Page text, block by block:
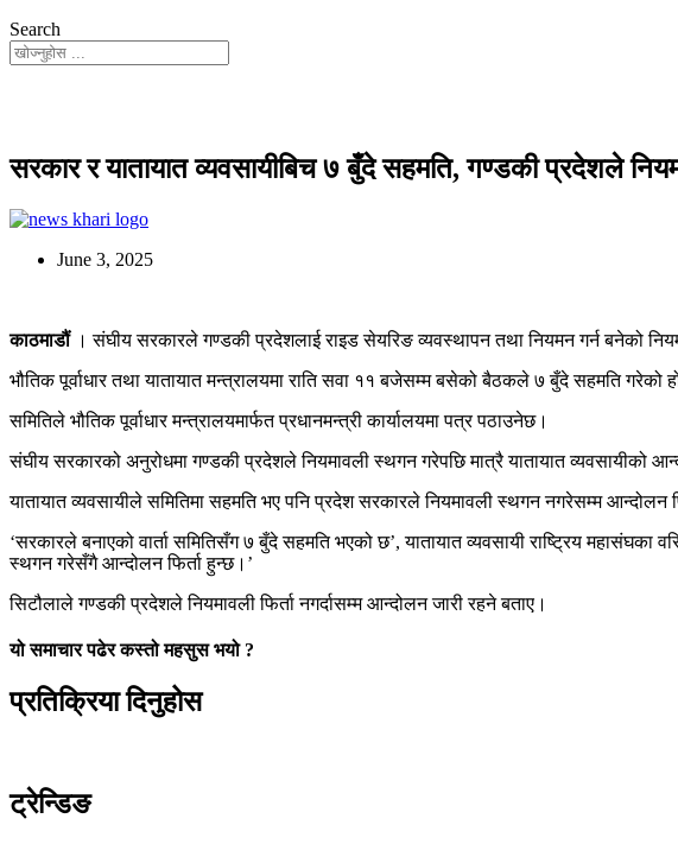
Search
सरकार र यातायात व्यवसायीबिच ७ बुँदे सहमति, गण्डकी प्रदेशले
June 3, 2025
काठमाडौं । संघीय सरकारले गण्डकी प्रदेशलाई राइड सेयरिङ व्यवस्थापन तथा नियमन गर्न बनेको
भौतिक पूर्वाधार तथा यातायात मन्त्रालयमा राति सवा ११ बजेसम्म बसेको बैठकले ७ बुँदे सहमति गरेको
समितिले भौतिक पूर्वाधार मन्त्रालयमार्फत प्रधानमन्त्री कार्यालयमा पत्र पठाउनेछ।
संघीय सरकारको अनुरोधमा गण्डकी प्रदेशले नियमावली स्थगन गरेपछि मात्रै यातायात व्यवसायीको
यातायात व्यवसायीले समितिमा सहमति भए पनि प्रदेश सरकारले नियमावली स्थगन नगरेसम्म आन्दोलन
‘सरकारले बनाएको वार्ता समितिसँग ७ बुँदे सहमति भएको छ’, यातायात व्यवसायी राष्ट्रिय
स्थगन गरेसँगै आन्दोलन फिर्ता हुन्छ।’
सिटौलाले गण्डकी प्रदेशले नियमावली फिर्ता नगर्दासम्म आन्दोलन जारी रहने बताए।
यो समाचार पढेर कस्तो महसुस भयो ?
प्रतिक्रिया दिनुहोस
ट्रेन्डिङ